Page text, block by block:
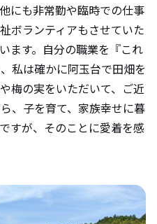
にも非常勤や臨時での仕事
ボランティアもさせていた
ます。自分の職業を『これ
私は確かに阿玉台で田畑を
梅の実をいただいて、ご近
、子を育て、家族幸せに暮
すが、そのことに愛着を感